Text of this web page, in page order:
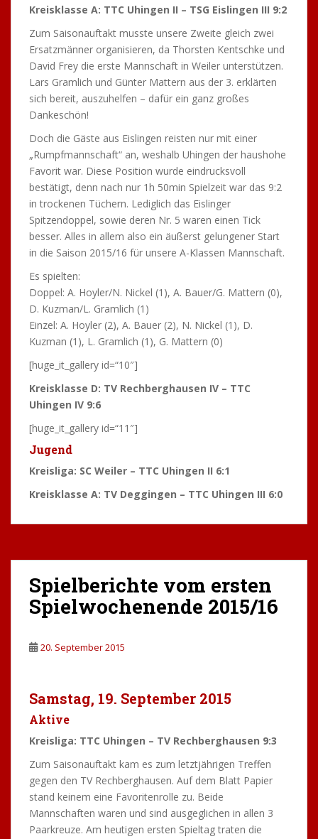
Kreisklasse A: TTC Uhingen II – TSG Eislingen III 9:2
Zum Saisonauftakt musste unsere Zweite gleich zwei
Ersatzmänner organisieren, da Thorsten Kentschke und
David Frey die erste Mannschaft in Weiler unterstützen.
Lars Gramlich und Günter Mattern aus der 3. erklärten
sich bereit, auszuhelfen – dafür ein ganz großes
Dankeschön!
Doch die Gäste aus Eislingen reisten nur mit einer
„Rumpfmannschaft“ an, weshalb Uhingen der haushohe
Favorit war. Diese Position wurde eindrucksvoll
bestätigt, denn nach nur 1h 50min Spielzeit war das 9:2
in trockenen Tüchern. Lediglich das Eislinger
Spitzendoppel, sowie deren Nr. 5 waren einen Tick
besser. Alles in allem also ein äußerst gelungener Start
in die Saison 2015/16 für unsere A-Klassen Mannschaft.
Es spielten:
Doppel: A. Hoyler/N. Nickel (1), A. Bauer/G. Mattern (0),
D. Kuzman/L. Gramlich (1)
Einzel: A. Hoyler (2), A. Bauer (2), N. Nickel (1), D.
Kuzman (1), L. Gramlich (1), G. Mattern (0)
[huge_it_gallery id=“10″]
Kreisklasse D: TV Rechberghausen IV – TTC
Uhingen IV 9:6
[huge_it_gallery id=“11″]
Jugend
Kreisliga: SC Weiler – TTC Uhingen II 6:1
Kreisklasse A: TV Deggingen – TTC Uhingen III 6:0
Spielberichte vom ersten
Spielwochenende 2015/16
20. September 2015
Samstag, 19. September 2015
Aktive
Kreisliga: TTC Uhingen – TV Rechberghausen 9:3
Zum Saisonauftakt kam es zum letztjährigen Treffen
gegen den TV Rechberghausen. Auf dem Blatt Papier
stand keinem eine Favoritenrolle zu. Beide
Mannschaften waren und sind ausgeglichen in allen 3
Paarkreuze. Am heutigen ersten Spieltag traten die